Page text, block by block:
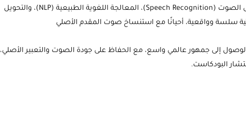
تستخدم تقنيات متقدمة مثل التعرف على الصوت (Speech Recognition)، المعالجة اللغوية الطبيعية (NLP)، والتحويل
إلى جمهور عالمي واسع، مع الحفاظ على جودة الصوت والتعبير الأصلي،
البودكاست.